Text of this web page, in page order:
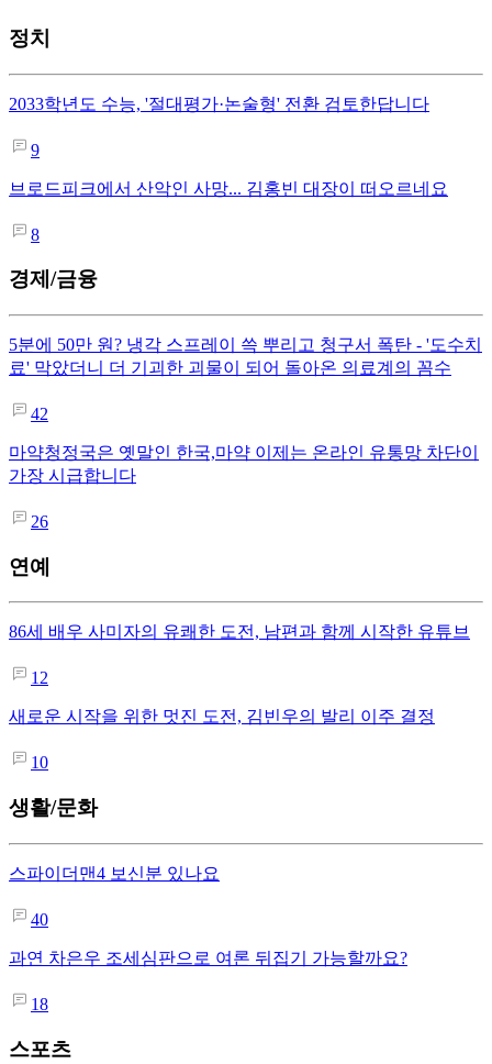
정치
2033학년도 수능, '절대평가·논술형' 전환 검토한답니다
9
브로드피크에서 산악인 사망... 김홍빈 대장이 떠오르네요
8
경제/금융
5분에 50만 원? 냉각 스프레이 쓱 뿌리고 청구서 폭탄 - '도수치
료' 막았더니 더 기괴한 괴물이 되어 돌아온 의료계의 꼼수
42
마약청정국은 옛말인 한국,마약 이제는 온라인 유통망 차단이
가장 시급합니다
26
연예
86세 배우 사미자의 유쾌한 도전, 남편과 함께 시작한 유튜브
12
새로운 시작을 위한 멋진 도전, 김빈우의 발리 이주 결정
10
생활/문화
스파이더맨4 보신분 있나요
40
과연 차은우 조세심판으로 여론 뒤집기 가능할까요?
18
스포츠